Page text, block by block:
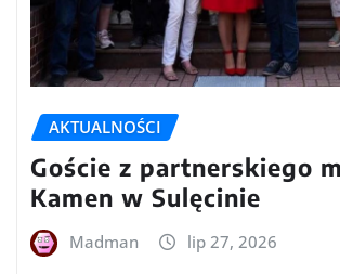
AKTUALNOŚCI
Goście z partnerskiego
Kamen w Sulęcinie
Madman lip 27, 2026